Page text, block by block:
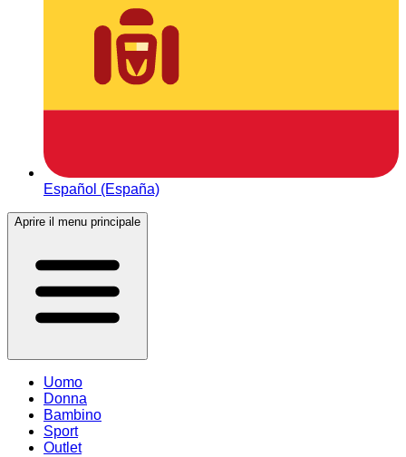
Español (España)
Aprire il menu principale
Uomo
Donna
Bambino
Sport
Outlet